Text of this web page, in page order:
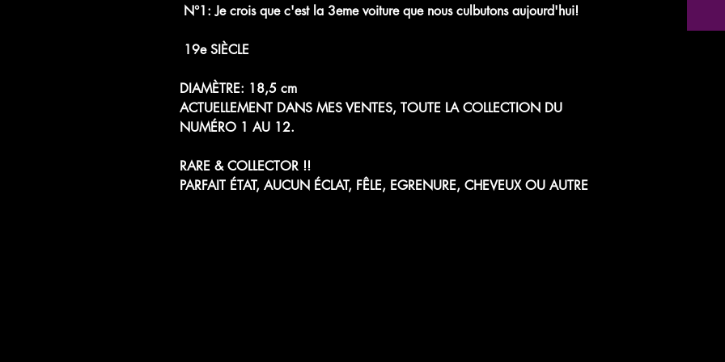
N°1: Je crois que c'est la 3eme voiture que nous culbutons aujourd'hui!
19e SIÈCLE
DIAMÈTRE: 18,5 cm
ACTUELLEMENT DANS MES VENTES, TOUTE LA COLLECTION DU
NUMÉRO 1 AU 12.
RARE & COLLECTOR !!
PARFAIT ÉTAT, AUCUN ÉCLAT, FÊLE, EGRENURE, CHEVEUX OU AUTRE